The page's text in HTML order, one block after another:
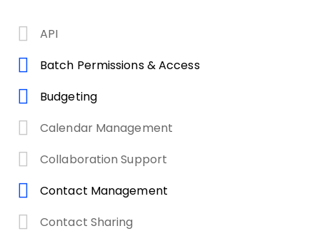
API
Batch Permissions & Access
Budgeting
Calendar Management
Collaboration Support
Contact Management
Contact Sharing